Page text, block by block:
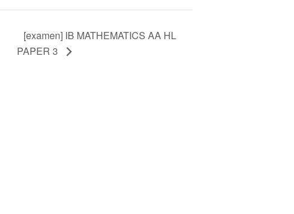
[examen] IB MATHEMATICS AA HL
PAPER 3